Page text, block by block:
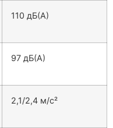
110 дБ(А)
97 дБ(А)
2,1/2,4 м/с²